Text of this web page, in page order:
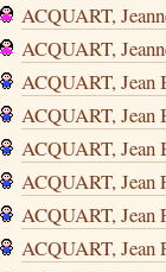
ACQUART,
ACQUART,
ACQUART, Jean
ACQUART, Jean
ACQUART, Jean
ACQUART, Jean
ACQUART, Jean
ACQUART, Jean